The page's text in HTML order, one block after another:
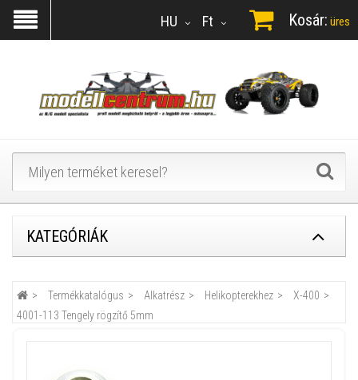
Ft
HU Kosár: üres
KATEGÓRIÁK
Termékkatalógus Alkatrész Helikopterekhez
X-400
4001-113 Tengely rögzítő 5mm